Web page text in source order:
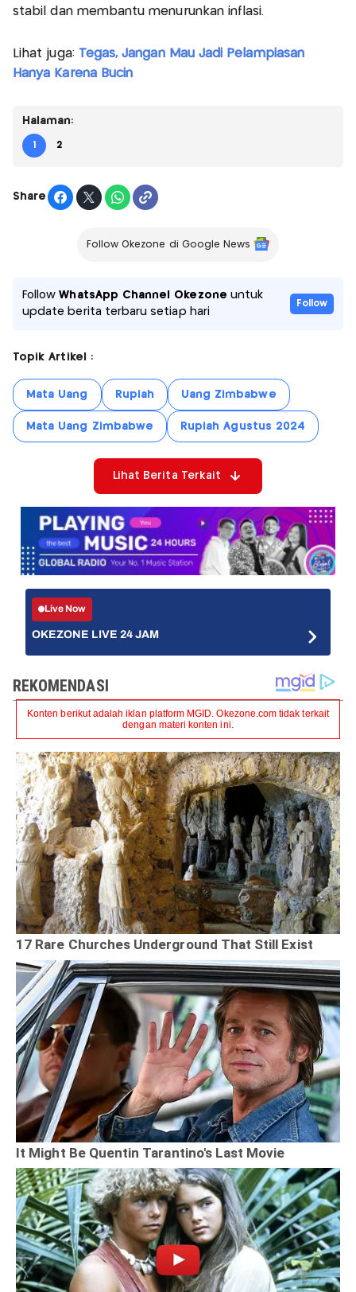
stabil dan membantu menurunkan inflasi.
Lihat juga: Tegas, Jangan Mau Jadi Pelampiasan
Hanya Karena Bucin
Halaman:
1 2
Share
Follow Okezone di Google News
FollowWhatsApp Channel Okezone untuk
update berita terbaru setiap hari
Follow
Topik Artikel :
Mata Uang Rupiah Uang Zimbabwe
Mata Uang Zimbabwe Rupiah Agustus 2024
Lihat Berita Terkait
Live Now
OKEZONE LIVE 24 JAM